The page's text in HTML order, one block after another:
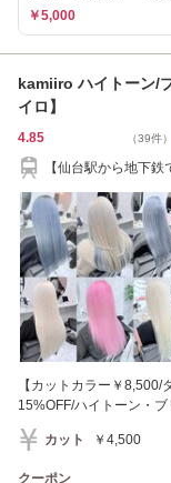
￥5,000
kamiiro ハイトーン/
イロ】
4.85 （39件）
【仙台駅から地下
【カットカラー￥
15%OFF/ハイトーン・
カット ￥4,500
クーポン